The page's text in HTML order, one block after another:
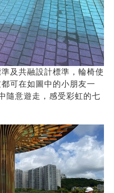
及共融設計標準，輪椅使
可在如圖中的小朋友一
隨意遊走，感受彩虹的七